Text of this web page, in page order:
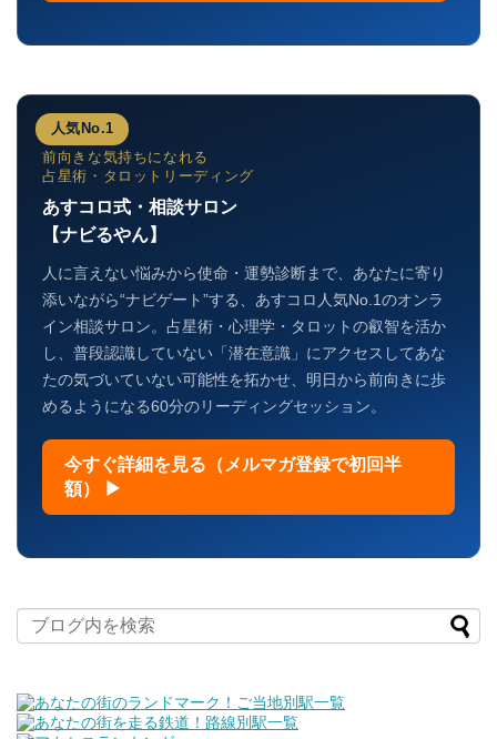
人気No.1
前向きな気持ちになれる
占星術・タロットリーディング
あすコロ式・相談サロン
【ナビるやん】
人に言えない悩みから使命・運勢診断まで、あなたに寄り
添いながら“ナビゲート”する、あすコロ人気No.1のオンラ
イン相談サロン。占星術・心理学・タロットの叡智を活か
し、普段認識していない「潜在意識」にアクセスしてあな
たの気づいていない可能性を拓かせ、明日から前向きに歩
めるようになる60分のリーディングセッション。
今すぐ詳細を見る（メルマガ登録で初回半
額） ▶